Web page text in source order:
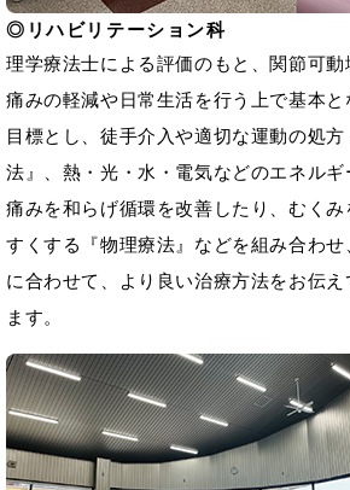
リハビリテーション科
理学療法士による評価のもと、関節可動
痛みの軽減や日常生活を行う上で基本
目標とし、徒手介入や適切な運動の処
法』、熱・光・水・電気などのエネル
痛みを和らげ循環を改善したり、むく
すくする『物理療法』などを組み合わせ
に合わせて、より良い治療方法をお伝
ます。